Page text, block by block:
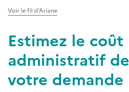
Voir le fil d'Ariane
Estimez le coût
administratif de
votre demande